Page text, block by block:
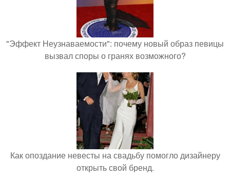
"Эффект Неузнаваемости": почему новый образ певицы
вызвал споры о гранях возможного?
Как опоздание невесты на свадьбу помогло дизайнеру
открыть свой бренд.